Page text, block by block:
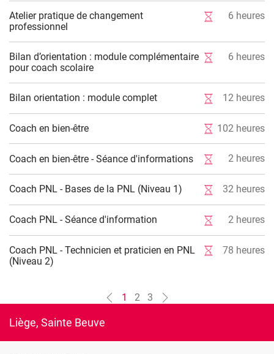
Atelier pratique de changement
professionnel
6 heures
Bilan d’orientation : module complémentaire
pour coach scolaire
6 heures
Bilan orientation : module complet 12 heures
Coach en bien-être 102 heures
Coach en bien-être - Séance d'informations 2 heures
Coach PNL - Bases de la PNL (Niveau 1) 32 heures
Coach PNL - Séance d'information 2 heures
Coach PNL - Technicien et praticien en PNL
(Niveau 2)
78 heures
1 2 3
Liège, Sainte Beuve